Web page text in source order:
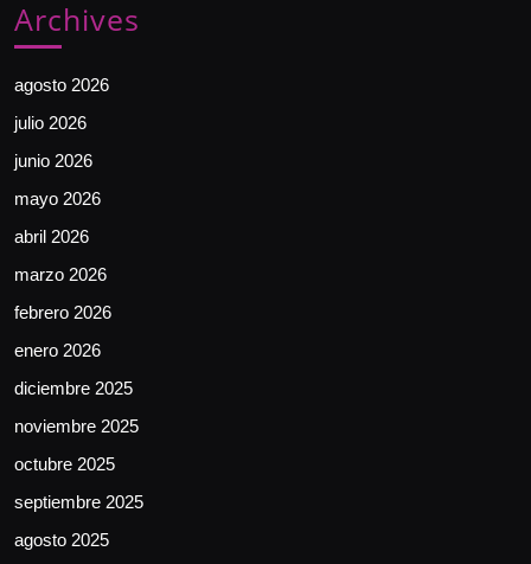
Archives
agosto 2026
julio 2026
junio 2026
mayo 2026
abril 2026
marzo 2026
febrero 2026
enero 2026
diciembre 2025
noviembre 2025
octubre 2025
septiembre 2025
agosto 2025